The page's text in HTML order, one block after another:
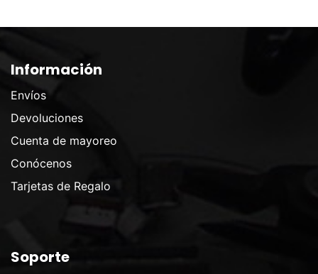
Información
Envíos
Devoluciones
Cuenta de mayoreo
Conócenos
Tarjetas de Regalo
Soporte